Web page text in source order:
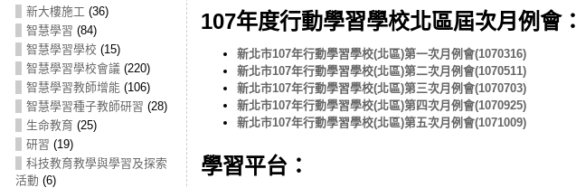
新大樓施工 (36)
智慧學習 (84)
智慧學習學校 (15)
智慧學習學校會議 (220)
智慧學習教師增能(106)
智慧學習種子教師研習 (28)
生命教育 (25)
研習 (19)
科技教育教學與學習及探索
活動 (6)
107年度行動學習學校北區屆次月例會：
新北市107年行動學習學校(北區)第一次月例會(1070316)
新北市107年行動學習學校(北區)第二次月例會(1070511)
新北市107年行動學習學校(北區)第三次月例會(1070703)
新北市107年行動學習學校(北區)第四次月例會(1070925)
新北市107年行動學習學校(北區)第五次月例會(1071009)
學習平台：